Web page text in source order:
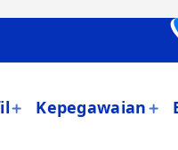
Kepegawaian